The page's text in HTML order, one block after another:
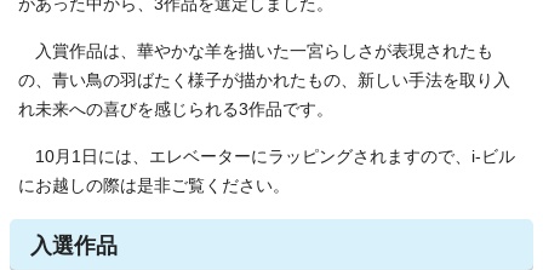
があった中から、3作品を選定しました。
入賞作品は、華やかな羊を描いた一宮らしさが表現されたも
の、青い鳥の羽ばたく様子が描かれたもの、新しい手法を取り入
れ未来への喜びを感じられる3作品です。
10月1日には、エレベーターにラッピングされますので、i‐ビル
にお越しの際は是非ご覧ください。
入選作品